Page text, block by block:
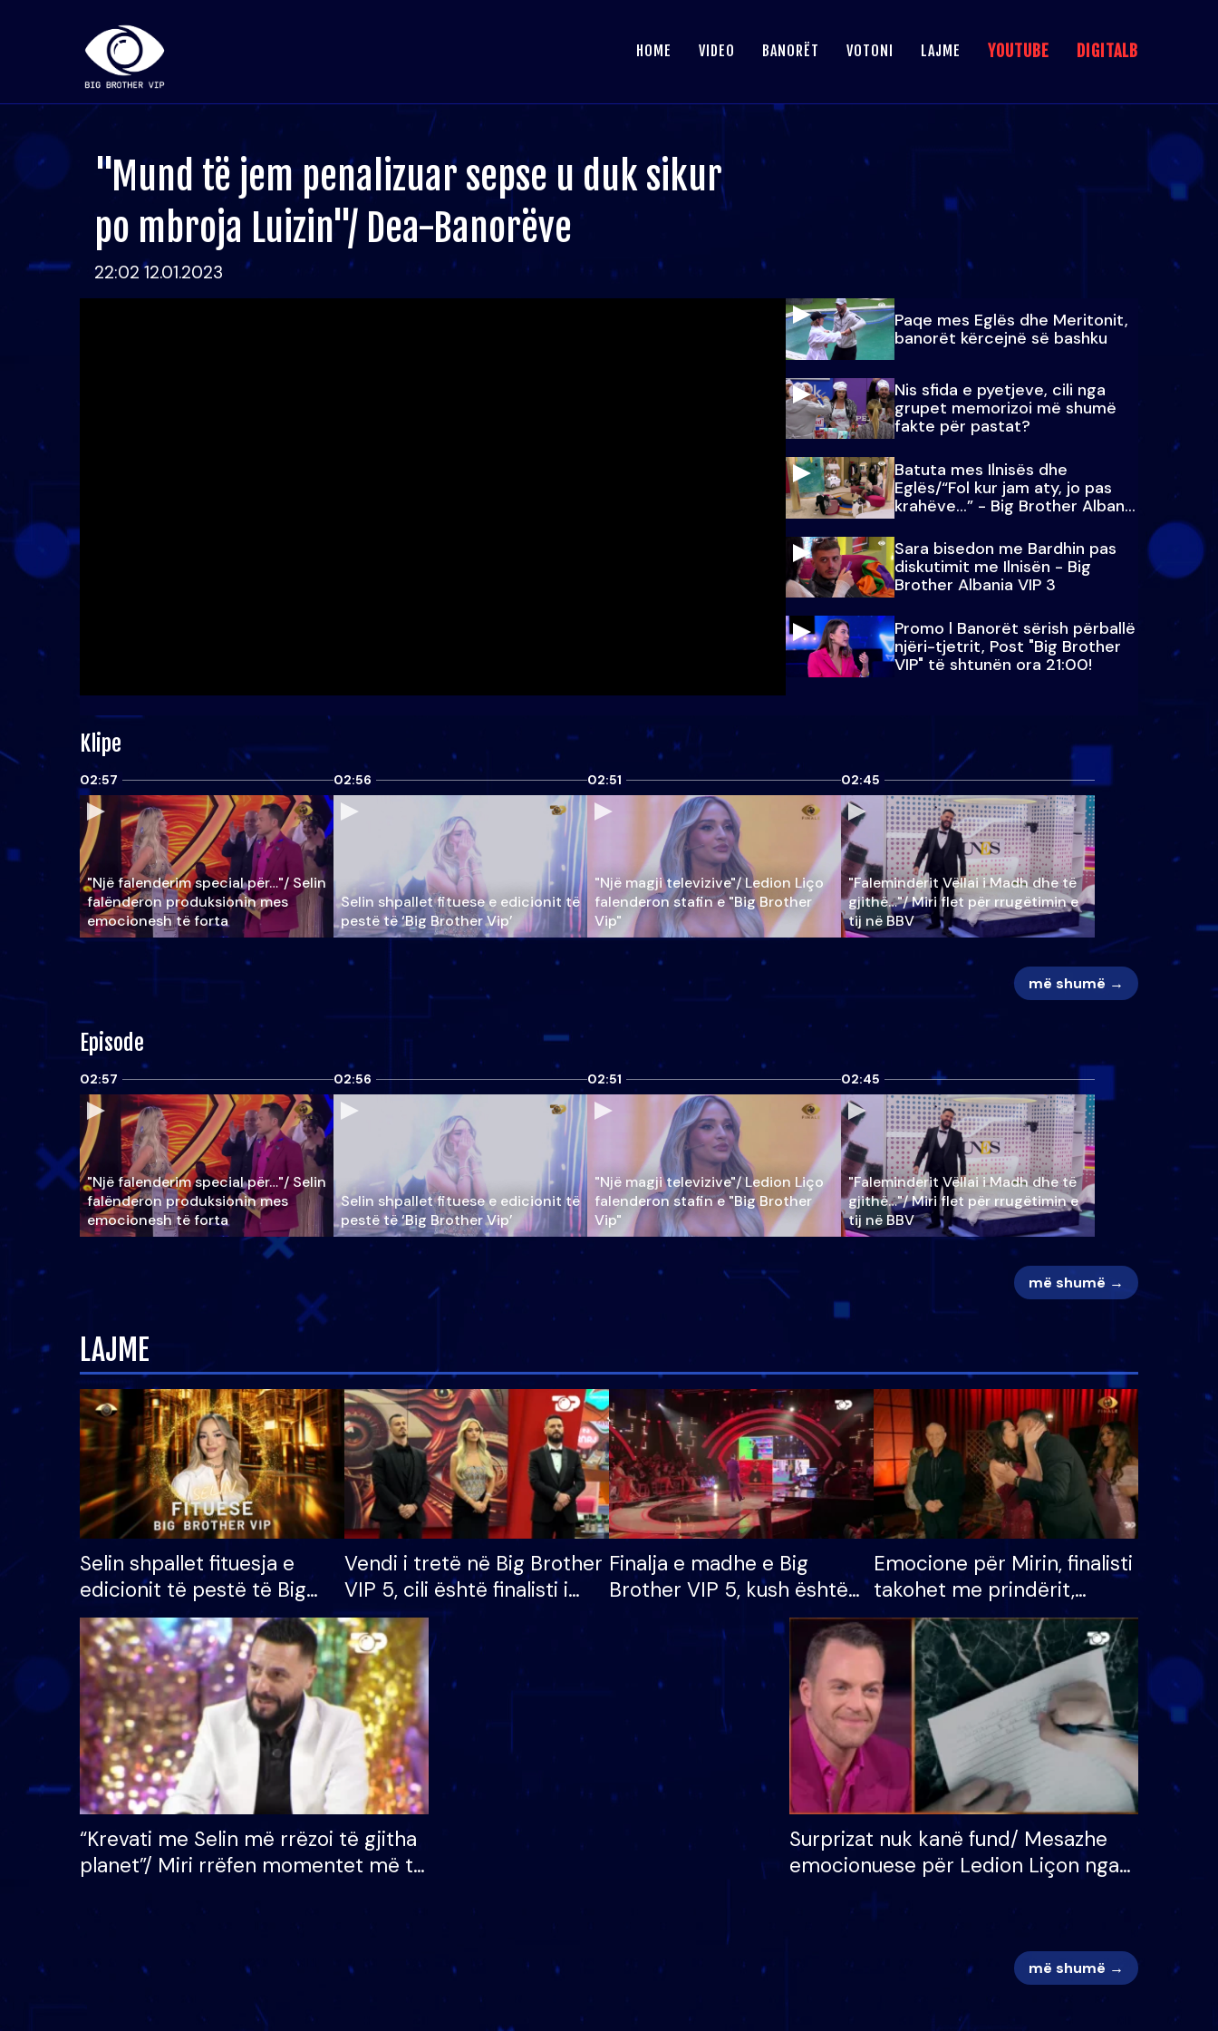
HOME VIDEO BANORËT VOTONI LAJME YOUTUBE DIGITALB
"Mund të jem penalizuar sepse u duk sikur
po mbroja Luizin"/ Dea-Banorëve
22:02 12.01.2023
Paqe mes Eglës dhe Meritonit,
banorët kërcejnë së bashku
Nis sfida e pyetjeve, cili nga
grupet memorizoi më shumë
fakte për pastat?
Batuta mes Ilnisës dhe
Eglës/“Fol kur jam aty, jo pas
krahëve…” - Big Brother Albania
VIP 3
Sara bisedon me Bardhin pas
diskutimit me Ilnisën - Big
Brother Albania VIP 3
Promo l Banorët sërish përballë
njëri-tjetrit, Post "Big Brother
VIP" të shtunën ora 21:00!
Klipe
02:57
"Një falenderim special për…"/ Selin
falënderon produksionin mes
emocionesh të forta
02:56
Selin shpallet fituese e edicionit të
pestë të ‘Big Brother Vip’
02:51
"Një magji televizive"/ Ledion Liço
falenderon stafin e "Big Brother
Vip"
02:45
"Faleminderit Vëllai i Madh dhe të
gjithë…"/ Miri flet për rrugëtimin e
tij në BBV
më shumë →
Episode
02:57
"Një falenderim special për…"/ Selin
falënderon produksionin mes
emocionesh të forta
02:56
Selin shpallet fituese e edicionit të
pestë të ‘Big Brother Vip’
02:51
"Një magji televizive"/ Ledion Liço
falenderon stafin e "Big Brother
Vip"
02:45
"Faleminderit Vëllai i Madh dhe të
gjithë…"/ Miri flet për rrugëtimin e
tij në BBV
më shumë →
LAJME
Selin shpallet fituesja e
edicionit të pestë të Big
Brother VIP, rrëmben
çmimin e madh prej 100
mijë eurosh
Vendi i tretë në Big Brother
VIP 5, cili është finalisti i
radhës që lë shtëpinë
Finalja e madhe e Big
Brother VIP 5, kush është
banori i parë që lë shtëpinë
dhe humb mundësinë për
të fituar çmimin e madh
Emocione për Mirin, finalisti
takohet me prindërit,
vajzën dhe bashkëshorten:
S’kemi ndonjë letër divorci
apo jo?
“Krevati me Selin më rrëzoi të gjitha
planet”/ Miri rrëfen momentet më të
mungojë zilja e mëngjesit kur…
Surprizat nuk kanë fund/ Mesazhe
emocionuese për Ledion Liçon nga
më shumë →